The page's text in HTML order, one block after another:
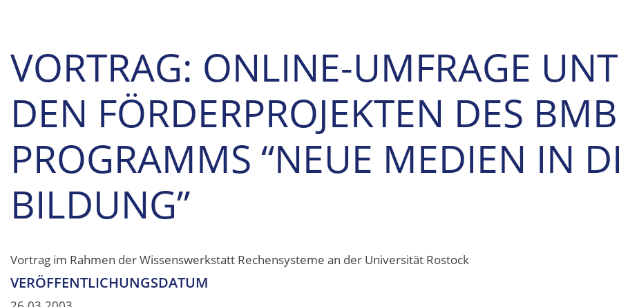
VORTRAG: ONLINE-UMFRAGE
DEN FÖRDERPROJEKTEN DES
PROGRAMMS “NEUE MEDIEN IN
BILDUNG”
Vortrag im Rahmen der Wissenswerkstatt Rechensysteme an der Universität Rostock
VERÖFFENTLICHUNGSDATUM